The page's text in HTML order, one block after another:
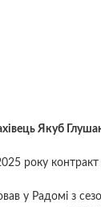
Якуб
року
у Радомі з